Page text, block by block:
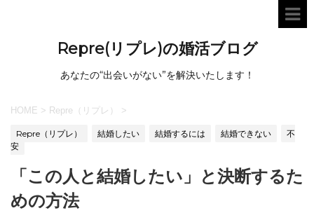
Repre(リプレ)の婚活ブログ
あなたの“出会いがない”を解決いたします！
HOME > Repre（リプレ） >
Repre（リプレ） 結婚したい 結婚するには 結婚できない
不
安
「この人と結婚したい」と決断するた
めの方法